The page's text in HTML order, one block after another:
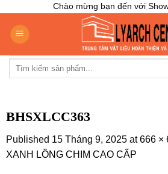
content
Chào mừng bạn đến với
Tìm
BHSXLCC363
Published 15 Tháng 9, 2025 at666 ×
XANH LỒNG CHIM CAO CẤP